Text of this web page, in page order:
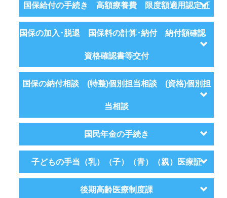
国保給付の手続き 高額療養費 限度額適用認定証
国保の加入･脱退 国保料の計算･納付 納付額確認
資格確認書等交付
国保の納付相談 (特整)個別担当相談 (資格)個別担
当相談
国民年金の手続き
子どもの手当（乳）（子）（青）（親）医療証
後期高齢医療制度課